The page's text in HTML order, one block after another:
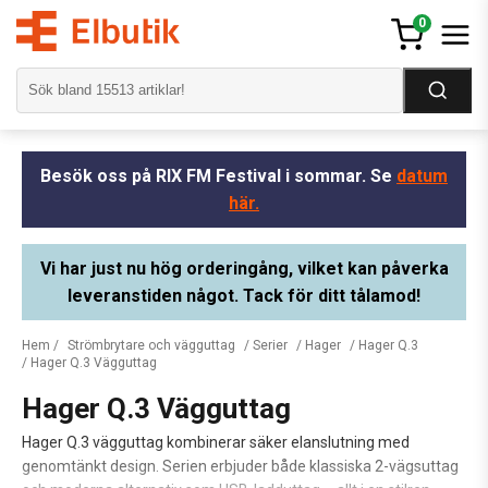
0
Besök oss på RIX FM Festival i sommar. Se datum
här.
Vi har just nu hög orderingång, vilket kan påverka
leveranstiden något. Tack för ditt tålamod!
Hem / Strömbrytare och vägguttag / Serier / Hager / Hager Q.3
/ Hager Q.3 Vägguttag
Hager Q.3 Vägguttag
Hager Q.3 vägguttag kombinerar säker elanslutning med
genomtänkt design. Serien erbjuder både klassiska 2-vägsuttag